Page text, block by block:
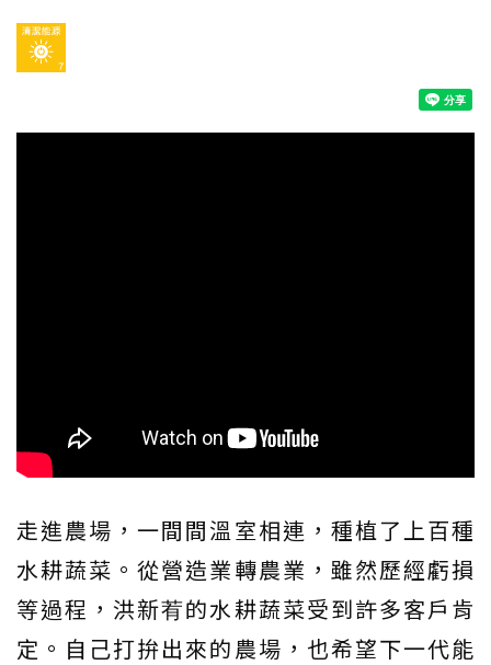
走進農場，一間間溫室相連，種植了上百種
水耕蔬菜。從營造業轉農業，雖然歷經虧損
等過程，洪新䒴的水耕蔬菜受到許多客戶肯
定。自己打拚出來的農場，也希望下一代能